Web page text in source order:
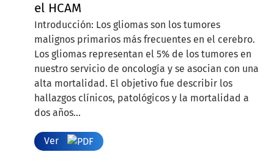
el HCAM
Introducción: Los gliomas son los tumores
malignos primarios más frecuentes en el cerebro.
Los gliomas representan el 5% de los tumores en
nuestro servicio de oncología y se asocian con una
alta mortalidad. El objetivo fue describir los
hallazgos clínicos, patológicos y la mortalidad a
dos años...
Ver